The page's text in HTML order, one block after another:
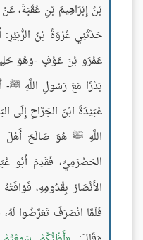
بْنُ إِبْرَاهِيمَ بْنِ عُقْبَةَ،
حَدَّثَنِي عُرْوَةُ بْنُ
عَمْرَو بْنَ عَوْفٍ -وَهُوَ
بَدْرًا مَعَ رَسُولِ اللَّهِ ﷺ-
عُبَيْدَةَ ابْنَ الجَرَّاحِ إِلَى
اللَّهِ ﷺ هُوَ صَالَحَ أَهْلَ
الحَضْرَمِيِّ، فَقَدِمَ أَبُو
الأَنْصَارُ بِقُدُومِهِ،
فَلَمَّا انْصَرَفَ تَعَرَّضُوا